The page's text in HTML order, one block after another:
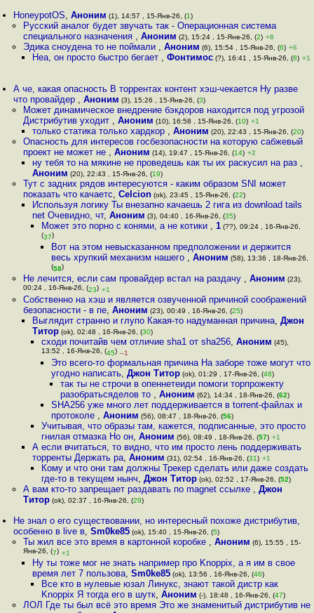
HoneypotOS,Аноним (1), 14:57 , 15-Янв-26, (1)
Русский аналог будет звучать так - Операционная система
специального назначения , Аноним (2), 15:24 , 15-Янв-26, (2) +8
Эдика сноудена то не поймали , Аноним (6), 15:54 , 15-Янв-26, (6) +6
Неа, он просто быстро бегает , Фонтимос(?), 16:41 , 15-Янв-26, (8) +1
А че, какая опасность В торрентах контент хэш-чекается Ну разве
что провайдер ,Аноним (3), 15:26 , 15-Янв-26, (3)
Может динамическое внедрение бэкдоров находится под угрозой
Дистрибутив уходит , Аноним (10), 16:58 , 15-Янв-26, (10) +1
только статика только хардкор , Аноним (20), 22:43 , 15-Янв-26, (20)
Опасность для интересов госбезопасности на которую сабжевый
проект не может не , Аноним (14), 19:47 , 15-Янв-26, (14) +2
ну тебя то на мякине не проведешь как ты их раскусил на раз ,
Аноним (20), 22:43 , 15-Янв-26, (19)
Тут с задних рядов интересуются - каким образом SNI может
показать что качаетс, Celcion(ok), 23:45 , 15-Янв-26, (22)
Используя логику Ты внезапно качаешь 2 гига из download tails
net Очевидно, чт, Аноним (3), 04:40 , 16-Янв-26, (35)
Может это порно с конями, а не котики ,1 (??), 09:24 , 16-Янв-26,
(37)
Вот на этом невысказанном предположении и держится
весь хрупкий механизм нашего , Аноним (58), 13:36 , 18-Янв-26,
(58)
Не лечится, если сам провайдер встал на раздачу , Аноним (23),
00:24 , 16-Янв-26, (23) +1
Собственно на хэш и является озвученной причиной соображений
безопасности - в пе, Аноним (23), 00:49 , 16-Янв-26, (25)
Выглядит странно и глупо Какая-то надуманная причина, Джон
Титор(ok), 02:48 , 16-Янв-26, (30)
сходи почитайв чем отличие sha1 от sha256,Аноним (45),
13:52 , 16-Янв-26, (45) –1
Это всего-то формальная причина На заборе тоже могут что
угодно написать, Джон Титор(ok), 01:29 , 17-Янв-26, (48)
так ты не строчи в опеннетеиди помоги торпрожекту
разобратьсяделов то , Аноним (62), 14:34 , 18-Янв-26, (62)
SHA256 уже много лет поддерживается в torrent-файлах и
протоколе , Аноним (56), 08:47 , 18-Янв-26, (56)
Учитывая, что образы там, кажется, подписанные, это просто
гнилая отмазка Но он,Аноним (56), 08:49 , 18-Янв-26, (57) +1
А если вчитаться, то видно, что им просто лень поддерживать
торренты Держать ра, Аноним (31), 02:54 , 16-Янв-26, (31) +1
Кому и что они там должны Трекер сделать или даже создать
где-то в текущем нынч,Джон Титор (ok), 02:52 , 17-Янв-26, (52)
А вам кто-то запрещает раздавать по magnet ссылке , Джон
Титор(ok), 02:37 , 16-Янв-26, (29)
Не знал о его существовании, но интересный похоже дистрибутив,
особенно в live в,Sm0ke85 (ok), 15:40 , 15-Янв-26, (5)
Ты жил все это время в картонной коробке , Аноним (6), 15:55 , 15-
Янв-26, (7) +1
Ну ты тоже мог не знать например про Knoppix, а я им в свое
время лет 7 пользова, Sm0ke85(ok), 13:56 , 16-Янв-26, (46)
Все кто в нулевые юзал Линукс, знают такой дистр как
Knoppix Я тогда его в шутк,Аноним (-), 18:48 , 16-Янв-26, (47)
ЛОЛ Где ты был всё это время Это же знаменитый дистрибутив не